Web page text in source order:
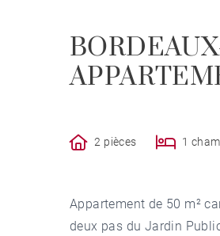
2 pièces 1
Appartement de 50 m²
deux pas du Jardin